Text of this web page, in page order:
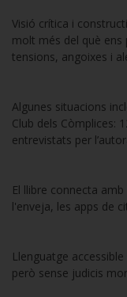
Visió crítica i
molt més del què
tensions, angoixes i
Algunes situacions
Club dels Còmplices:
entrevistats per
El llibre connecta
l'enveja, les apps de
Llenguatge
però sense judicis